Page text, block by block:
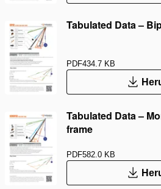
Tabulated Data –
PDF434.7 KB
Tabulated Data –
frame
PDF582.0 KB